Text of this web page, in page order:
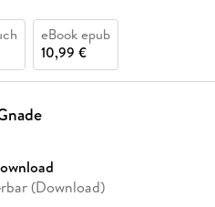
eBook epub
10,99 €
(Download)